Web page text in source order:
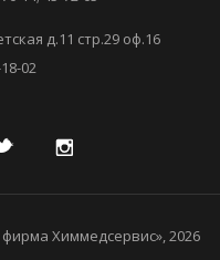
д.11 стр.29 оф.16
02
Химмедсервис», 2026